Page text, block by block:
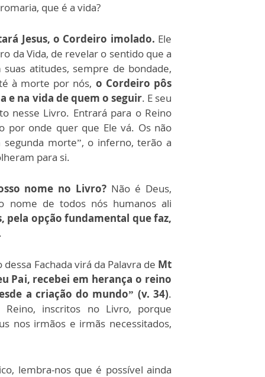
que é a vida?
Jesus, o Cordeiro imolado. Ele
da Vida, de revelar o sentido que a
atitudes, sempre de bondade,
à morte por nós, o Cordeiro pôs
e na vida de quem o seguir. E seu
nesse Livro. Entrará para o Reino
por onde quer que Ele vá. Os não
morte”, o inferno, terão a
para si.
nome no Livro? Não é Deus,
nome de todos nós humanos ali
pela opção fundamental que faz,
Fachada virá da Palavra de Mt
Pai, recebei em herança o reino
a criação do mundo” (v. 34).
inscritos no Livro, porque
nos irmãos e irmãs necessitados,
lembra-nos que é possível ainda